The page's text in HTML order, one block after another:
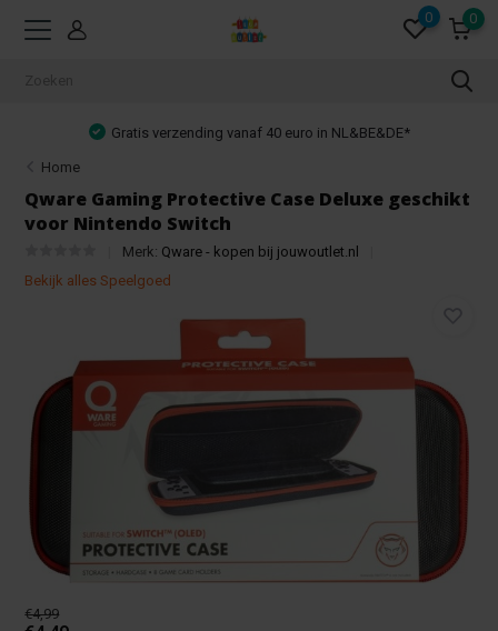
0 0
Gratis verzending vanaf 40 euro in NL&BE&DE*
Home
Qware Gaming Protective Case Deluxe geschikt
voor Nintendo Switch
Merk: Qware - kopen bij jouwoutlet.nl
Bekijk alles Speelgoed
€4,99